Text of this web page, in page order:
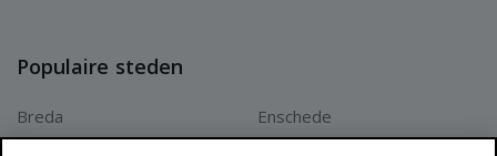
Populaire steden
Breda
Enschede